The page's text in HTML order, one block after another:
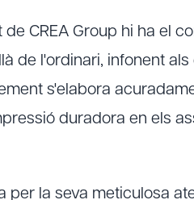
CREA Group hi ha el
de l'ordinari, infonent
s'elabora
duradora en els
per la seva meticulosa